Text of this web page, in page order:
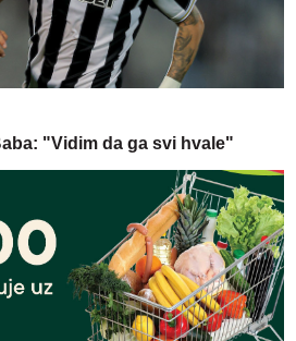
"Vidim da ga svi hvale"